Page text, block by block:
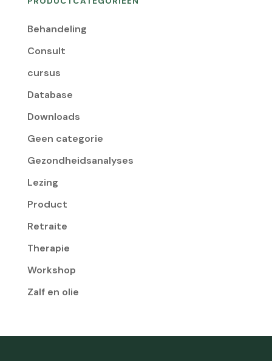
Behandeling
Consult
cursus
Database
Downloads
Geen categorie
Gezondheidsanalyses
Lezing
Product
Retraite
Therapie
Workshop
Zalf en olie